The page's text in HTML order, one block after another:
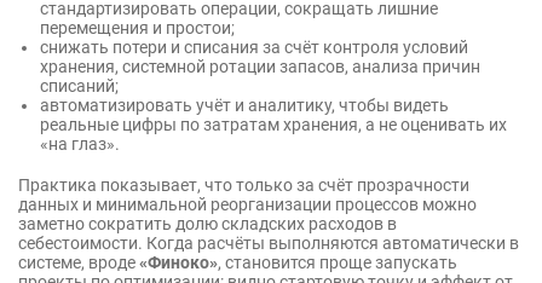
стандартизировать операции, сокращать лишние
перемещения и простои;
снижать потери и списания за счёт контроля условий
хранения, системной ротации запасов, анализа причин
списаний;
автоматизировать учёт и аналитику, чтобы видеть
реальные цифры по затратам хранения, а не оценивать их
«на глаз».
Практика показывает, что только за счёт прозрачности
данных и минимальной реорганизации процессов можно
заметно сократить долю складских расходов в
себестоимости. Когда расчёты выполняются автоматически в
системе, вроде«Финоко», становится проще запускать